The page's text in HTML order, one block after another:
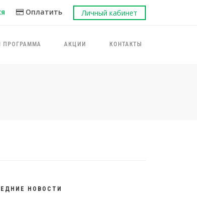
Оплатить Личный кабинет
ПРОГРАММА АКЦИИ КОНТАКТЫ
НОВОСТИ